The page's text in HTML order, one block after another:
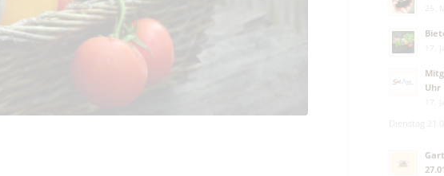
25.
17.
Uhr
17.
Dienstag